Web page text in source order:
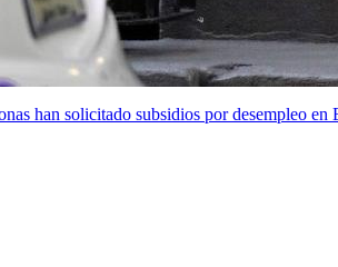
han solicitado subsidios por desempleo en